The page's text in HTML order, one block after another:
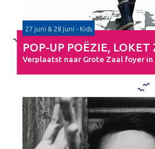
27 juni & 28 juni - Kids
POP-UP POËZIE, LOKET
Verplaatst naar Grote Zaal foyer in